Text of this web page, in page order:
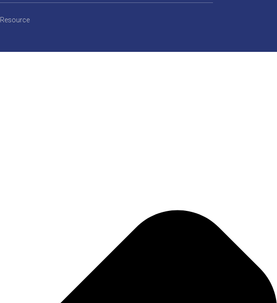
Resource